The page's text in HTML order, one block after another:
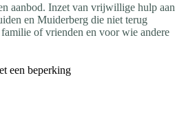
aanbod. Inzet van vrijwillige hulp aan
en Muiderberg die niet terug
of vrienden en voor wie andere
een beperking